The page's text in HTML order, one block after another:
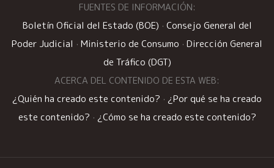
FUENTES DE INFORMACIÓN:
Boletín Oficial del Estado (BOE) · Consejo General del
Poder Judicial · Ministerio de Consumo · Dirección General
de Tráfico (DGT)
ACERCA DEL CONTENIDO DE ESTA WEB:
¿Quién ha creado este contenido? · ¿Por qué se ha creado
este contenido? · ¿Cómo se ha creado este contenido?